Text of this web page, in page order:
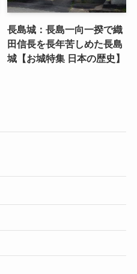
長島城：長島一向一揆で織
田信長を長年苦しめた長島
城【お城特集 日本の歴史】